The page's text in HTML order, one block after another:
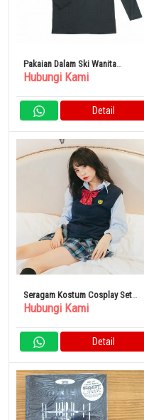
Pakaian Dalam Ski Wanita
Northern Country Wear NA-9622
Hubungi Kami
Detail
Seragam Kostum Cosplay Set
Sekolah Menengah Atas Wanita
Hubungi Kami
Detail